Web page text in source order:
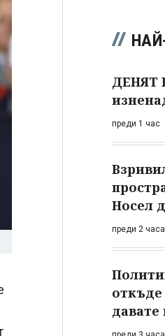
ДЕНЯТ
преди 1 час
Носел
преди 2 часа
давате